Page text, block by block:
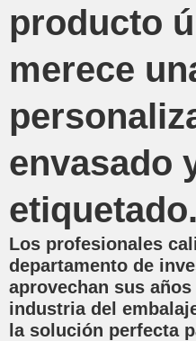
producto
merece
envasado
etiquetado.
Los profesionales
departamento de
aprovechan sus
industria del
la solución perfecta